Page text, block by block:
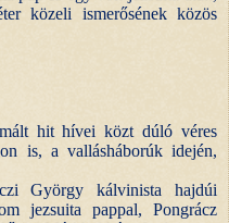
közeli ismerősének közös
hit hívei közt dúló véres
is, a vallásháborúk idején,
György kálvinista hajdúi
jezsuita pappal, Pongrácz